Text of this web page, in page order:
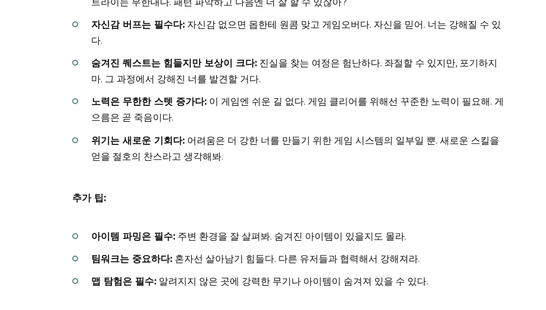
자신감 버프는 필수다: 자신감 없으면 몹한테 원콤 맞고 게임오버다. 자신을 믿어. 너는 강해질 수 있
다.
숨겨진 퀘스트는 힘들지만 보상이 크다: 진실을 찾는 여정은 험난하다. 좌절할 수 있지만, 포기하지
마. 그 과정에서 강해진 너를 발견할 거다.
노력은 무한한 스텟 증가다: 이 게임엔 쉬운 길 없다. 게임 클리어를 위해선 꾸준한 노력이 필요해. 게
으름은 곧 죽음이다.
위기는 새로운 기회다: 어려움은 더 강한 너를 만들기 위한 게임 시스템의 일부일 뿐. 새로운 스킬을
얻을 절호의 찬스라고 생각해봐.
추가 팁:
아이템 파밍은 필수: 주변 환경을 잘 살펴봐. 숨겨진 아이템이 있을지도 몰라.
팀워크는 중요하다: 혼자선 살아남기 힘들다. 다른 유저들과 협력해서 강해져라.
맵 탐험은 필수: 알려지지 않은 곳에 강력한 무기나 아이템이 숨겨져 있을 수 있다.